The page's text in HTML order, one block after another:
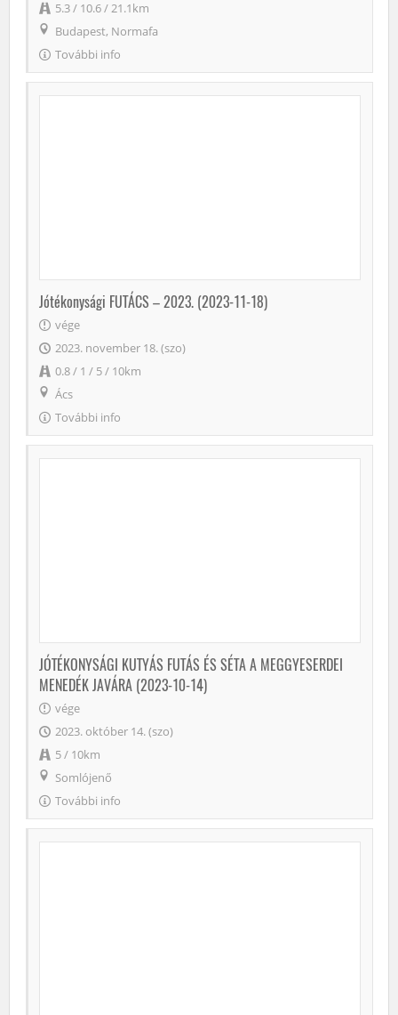
5.3 / 10.6 / 21.1km
Budapest, Normafa
További info
Jótékonysági FUTÁCS – 2023. (2023-11-18)
vége
2023. november 18. (szo)
0.8 / 1 / 5 / 10km
Ács
További info
JÓTÉKONYSÁGI KUTYÁS FUTÁS ÉS SÉTA A MEGGYESERDEI
MENEDÉK JAVÁRA (2023-10-14)
vége
2023. október 14. (szo)
5 / 10km
Somlójenő
További info